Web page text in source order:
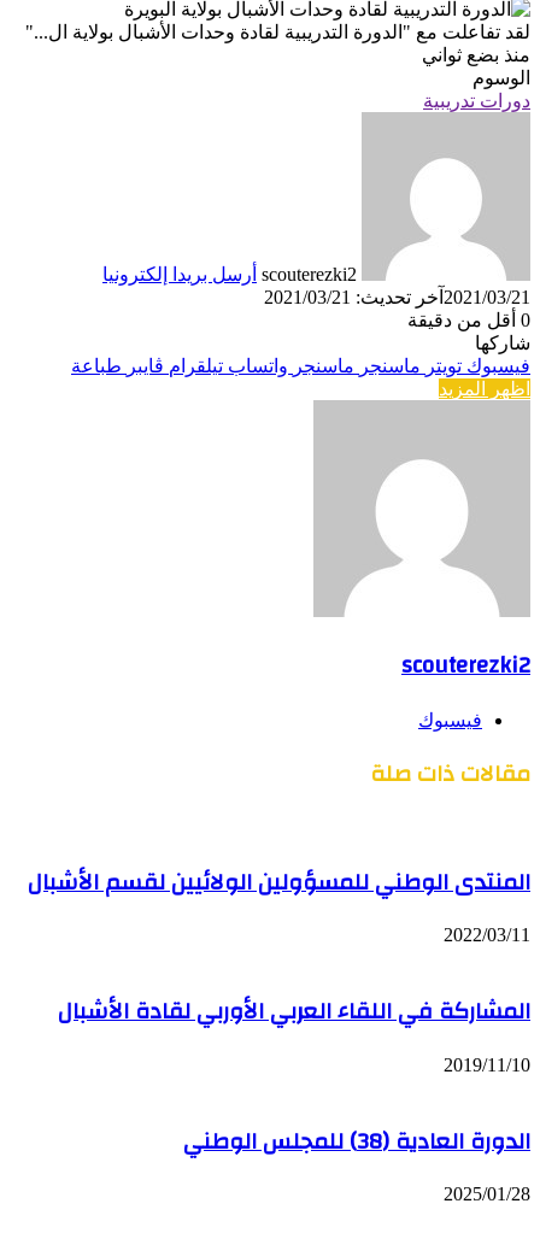
لقد تفاعلت مع "الدورة التدريبية لقادة وحدات الأشبال بولاية ال..."
منذ بضع ثواني
الوسوم
دورات تدريبية
scouterezki2 أرسل بريدا إلكترونيا
2021/03/21 آخر تحديث: 2021/03/21
0 أقل من دقيقة
شاركها
فيسبوك تويتر ماسنجر ماسنجر واتساب تيلقرام ڤايبر طباعة
اظهر المزيد
scouterezki2
فيسبوك
مقالات ذات صلة
المنتدى الوطني للمسؤولين الولائيين لقسم الأشبال
2022/03/11
المشاركة في اللقاء العربي الأوربي لقادة الأشبال
2019/11/10
الدورة العادية (38) للمجلس الوطني
2025/01/28